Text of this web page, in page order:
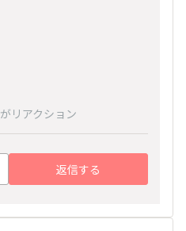
がリアクション
返信する